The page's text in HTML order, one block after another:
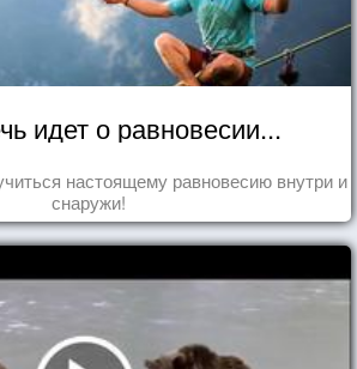
идет о равновесии...
настоящему равновесию внутри и
снаружи!